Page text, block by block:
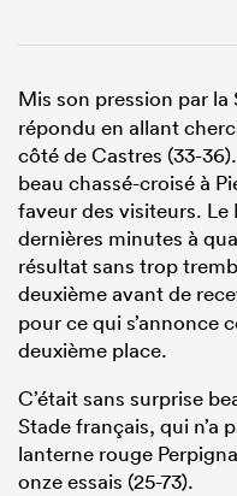
Mis son pression par la
répondu en allant
côté de Castres (33-
beau chassé-croisé à
faveur des visiteurs.
dernières minutes à
résultat sans trop
deuxième avant de
pour ce qui s’annonce
deuxième place.
C’était sans surprise
Stade français, qui n’a
lanterne rouge
onze essais (25-73).